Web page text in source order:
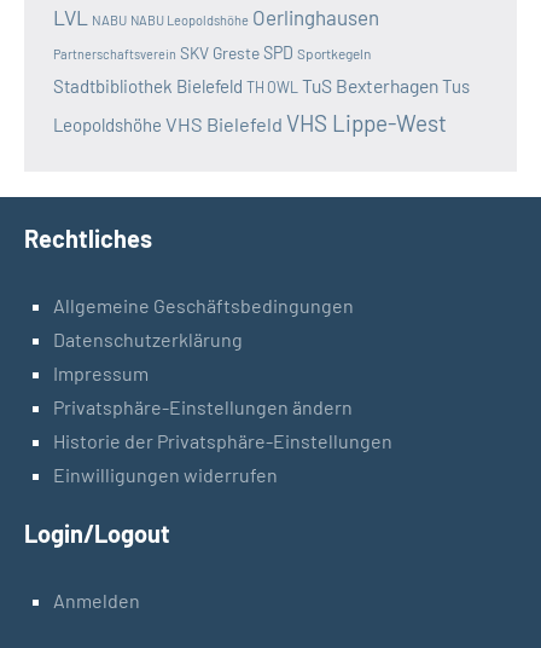
LVL NABU NABU Leopoldshöhe Oerlinghausen
Partnerschaftsverein SKV GresteSPD Sportkegeln
Stadtbibliothek Bielefeld TH OWL TuS BexterhagenTus
Leopoldshöhe VHS Bielefeld VHS Lippe-West
Rechtliches
Allgemeine Geschäftsbedingungen
Datenschutzerklärung
Impressum
Privatsphäre-Einstellungen ändern
Historie der Privatsphäre-Einstellungen
Einwilligungen widerrufen
Login/Logout
Anmelden